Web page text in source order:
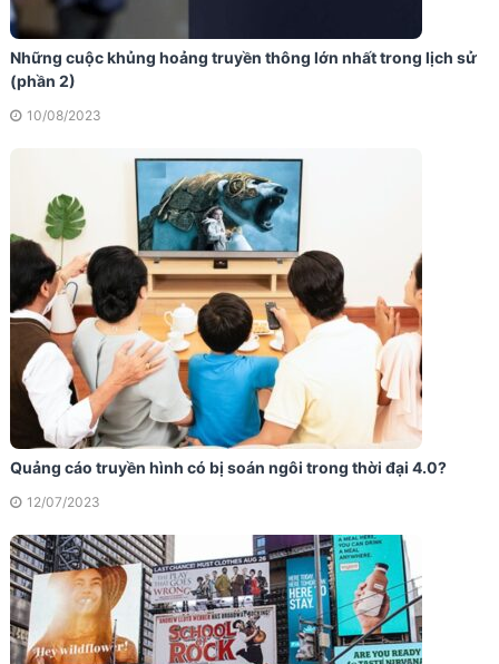
Những cuộc khủng hoảng truyền thông lớn nhất trong lịch sử
(phần 2)
10/08/2023
Quảng cáo truyền hình có bị soán ngôi trong thời đại 4.0?
12/07/2023